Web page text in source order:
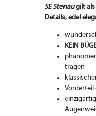
SE Stenaugilt als
Details, edel
KEIN
tragen
Vorderteil